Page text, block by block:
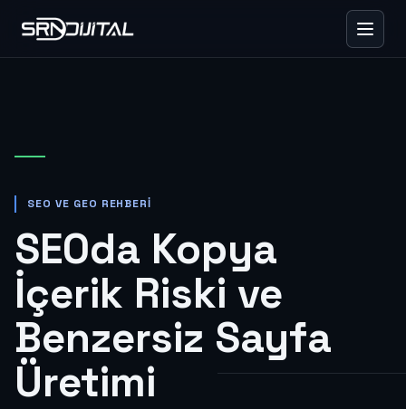
SEO VE GEO REHBERI
SEOda Kopya
İçerik Riski ve
Benzersiz Sayfa
Üretimi